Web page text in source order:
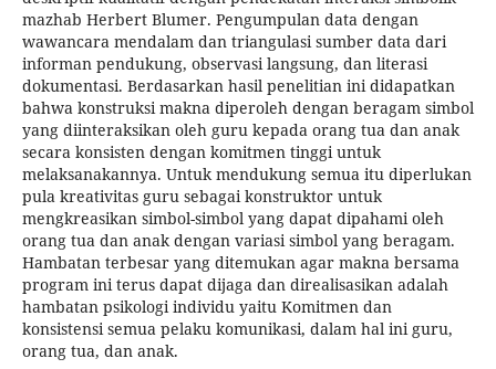
mazhab Herbert Blumer. Pengumpulan data dengan
wawancara mendalam dan triangulasi sumber data dari
informan pendukung, observasi langsung, dan literasi
dokumentasi. Berdasarkan hasil penelitian ini didapatkan
bahwa konstruksi makna diperoleh dengan beragam simbol
yang diinteraksikan oleh guru kepada orang tua dan anak
secara konsisten dengan komitmen tinggi untuk
melaksanakannya. Untuk mendukung semua itu diperlukan
pula kreativitas guru sebagai konstruktor untuk
mengkreasikan simbol-simbol yang dapat dipahami oleh
orang tua dan anak dengan variasi simbol yang beragam.
Hambatan terbesar yang ditemukan agar makna bersama
program ini terus dapat dijaga dan direalisasikan adalah
hambatan psikologi individu yaitu Komitmen dan
konsistensi semua pelaku komunikasi, dalam hal ini guru,
orang tua, dan anak.